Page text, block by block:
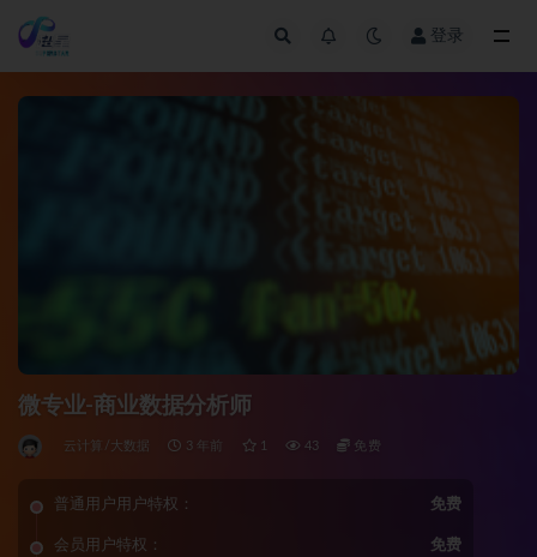
登录
微专业-商业数据分析师
云计算/大数据 3 年前 1 43 免费
普通用户用户特权： 免费
会员用户特权： 免费